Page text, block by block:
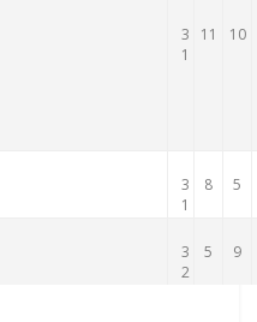
3
1
11 10
3
1
8 5
3
2
5 9